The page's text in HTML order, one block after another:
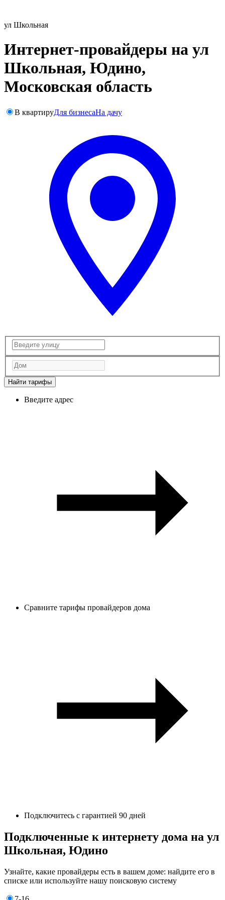
ул Школьная
Интернет-провайдеры на ул
Школьная, Юдино,
Московская область
В квартируДля бизнесаНа дачу
Найти тарифы
Введите адрес
Сравните тарифы провайдеров дома
Подключитесь с гарантией 90 дней
Подключенные к интернету дома на ул
Школьная, Юдино
Узнайте, какие провайдеры есть в вашем доме: найдите его в
списке или используйте нашу поисковую систему